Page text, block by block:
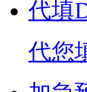
代填
代您